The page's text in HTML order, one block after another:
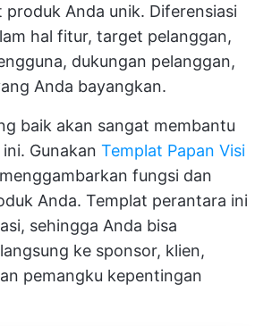
produk Anda unik. Diferensiasi
hal fitur, target pelanggan,
dukungan pelanggan,
Anda bayangkan.
baik akan sangat membantu
Gunakan Templat Papan Visi
fungsi dan
Anda. Templat perantara ini
sehingga Anda bisa
ke sponsor, klien,
pemangku kepentingan